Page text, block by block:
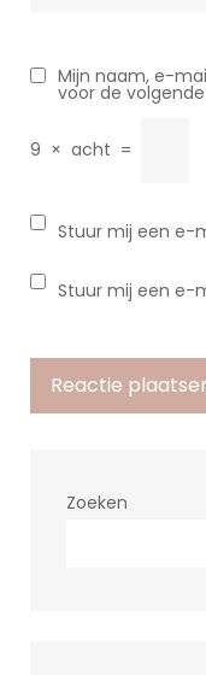
Mijn naam, e-
voor de
9 × acht =
Stuur mij een e-
Stuur mij een e-
Zoeken